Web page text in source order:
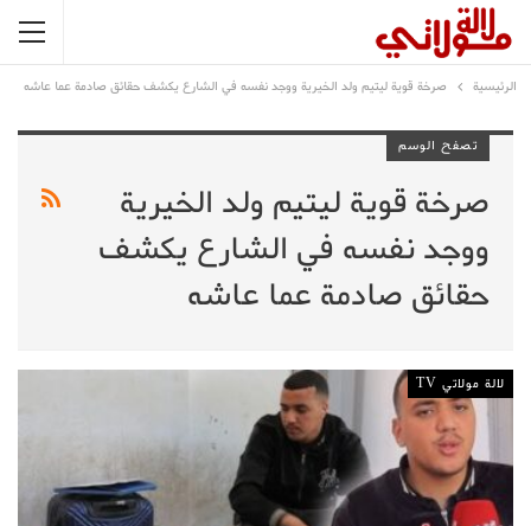
الرئيسية صرخة قوية ليتيم ولد الخيرية ووجد نفسه في الشارع يكشف حقائق صادمة عما عاشه
تصفح الوسم
صرخة قوية ليتيم ولد الخيرية
ووجد نفسه في الشارع يكشف
حقائق صادمة عما عاشه
لالة مولاتي TV